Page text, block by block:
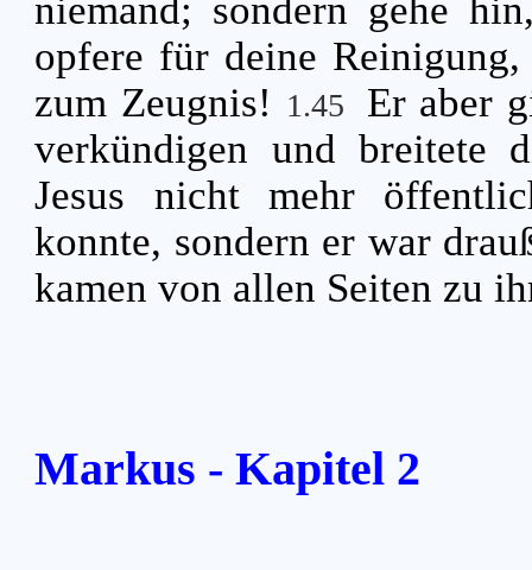
niemand; sondern gehe
opfere für deine
zum Zeugnis! 1.45
Er aber
verkündigen und breitete
Jesus nicht mehr
konnte, sondern er war
kamen von allen Seiten zu
Markus - Kapitel 2